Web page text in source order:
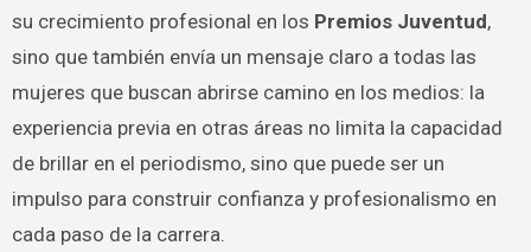
su crecimiento profesional en los Premios Juventud,
sino que también envía un mensaje claro a todas las
mujeres que buscan abrirse camino en los medios: la
experiencia previa en otras áreas no limita la capacidad
de brillar en el periodismo, sino que puede ser un
impulso para construir confianza y profesionalismo en
cada paso de la carrera.